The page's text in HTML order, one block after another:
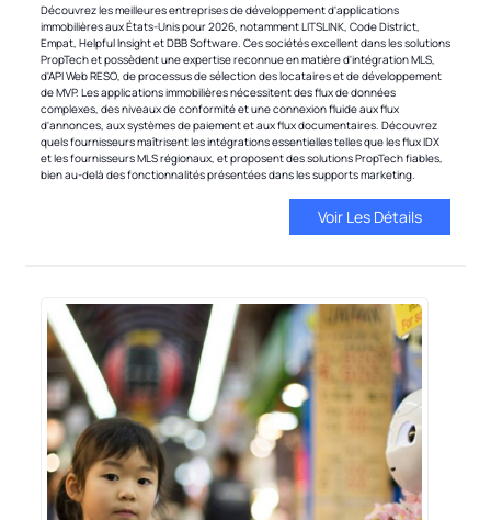
Découvrez les meilleures entreprises de développement d'applications
immobilières aux États-Unis pour 2026, notamment LITSLINK, Code District,
Empat, Helpful Insight et DBB Software. Ces sociétés excellent dans les solutions
PropTech et possèdent une expertise reconnue en matière d'intégration MLS,
d'API Web RESO, de processus de sélection des locataires et de développement
de MVP. Les applications immobilières nécessitent des flux de données
complexes, des niveaux de conformité et une connexion fluide aux flux
d'annonces, aux systèmes de paiement et aux flux documentaires. Découvrez
quels fournisseurs maîtrisent les intégrations essentielles telles que les flux IDX
et les fournisseurs MLS régionaux, et proposent des solutions PropTech fiables,
bien au-delà des fonctionnalités présentées dans les supports marketing.
Voir Les Détails